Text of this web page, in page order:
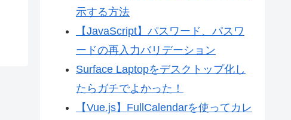
示する方法
【JavaScript】パスワード、パスワ
ードの再入力バリデーション
Surface Laptopをデスクトップ化し
たらガチでよかった！
【Vue.js】FullCalendarを使ってカレ